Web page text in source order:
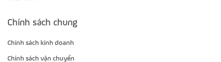
Chính sách chung
Chính sách kinh doanh
Chính sách vận chuyển